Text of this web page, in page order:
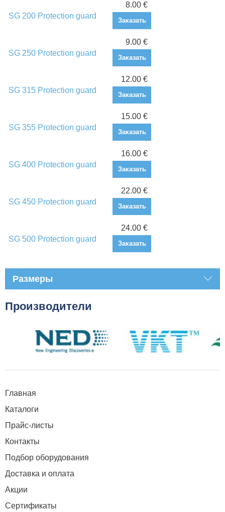
SG 200 Protection guard
8.00 €
Заказать
SG 250 Protection guard
9.00 €
Заказать
SG 315 Protection guard
12.00 €
Заказать
SG 355 Protection guard
15.00 €
Заказать
SG 400 Protection guard
16.00 €
Заказать
SG 450 Protection guard
22.00 €
Заказать
SG 500 Protection guard
24.00 €
Заказать
Размеры
Производители
Главная
Каталоги
Прайс-листы
Контакты
Подбор оборудования
Доставка и оплата
Акции
Сертификаты